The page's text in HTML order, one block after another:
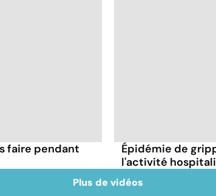
faire pendant
Épidémie de
l'activité
Plus de vidéos